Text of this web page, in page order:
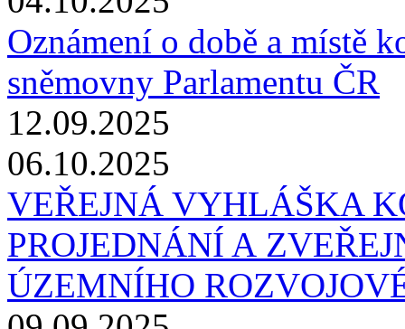
Oznámení o době a místě
sněmovny Parlamentu ČR
12.09.2025
06.10.2025
VEŘEJNÁ VYHLÁŠKA
PROJEDNÁNÍ A
ÚZEMNÍHO